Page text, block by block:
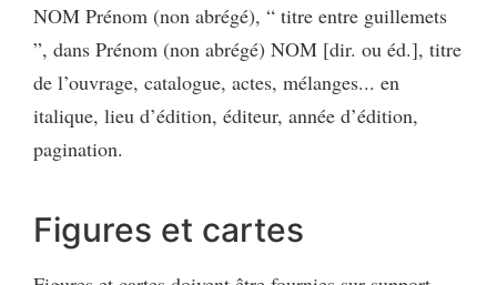
NOM Prénom (non abrégé), “ titre entre guillemets
”, dans Prénom (non abrégé) NOM [dir. ou éd.], titre
de l’ouvrage, catalogue, actes, mélanges... en
italique, lieu d’édition, éditeur, année d’édition,
pagination.
Figures et cartes